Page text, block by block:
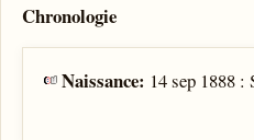
Chronologie
Naissance: 14 sep 1888 :